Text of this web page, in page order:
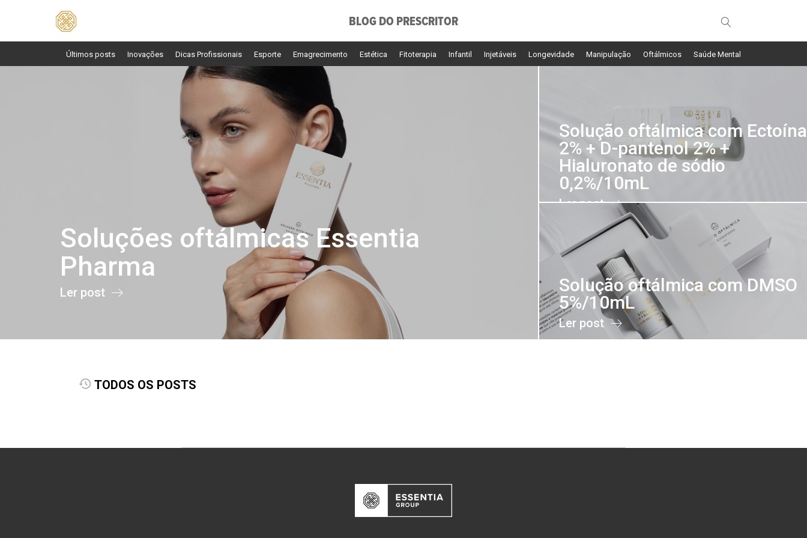
BLOG DO PRESCRITOR
Últimos posts Inovações Dicas Profissionais Esporte Emagrecimento Estética Fitoterapia Infantil Injetáveis Longevidade Manipulação Oftálmicos Saúde Mental
Soluções oftálmicas Essentia
Pharma
Ler post
Solução oftálmica com Ectoína
2% + D-pantenol 2% +
Hialuronato de sódio
0,2%/10mL
Ler post
Solução oftálmica com DMSO
5%/10mL
Ler post
TODOS OS POSTS